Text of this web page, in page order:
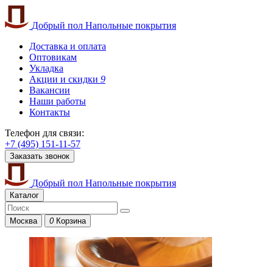
Добрый пол Напольные покрытия
Доставка и оплата
Оптовикам
Укладка
Акции и скидки 9
Вакансии
Наши работы
Контакты
Телефон для связи:
+7 (495) 151-11-57
Заказать звонок
Добрый пол Напольные покрытия
Каталог
Москва 0 Корзина